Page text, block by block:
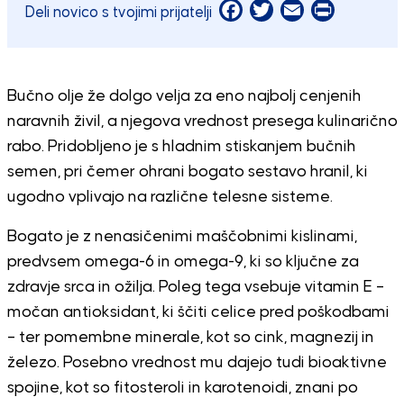
Deli novico s tvojimi prijatelji Facebook
Twitter
EmailPrint
Bučno olje že dolgo velja za eno najbolj cenjenih
naravnih živil, a njegova vrednost presega kulinarično
rabo. Pridobljeno je s hladnim stiskanjem bučnih
semen, pri čemer ohrani bogato sestavo hranil, ki
ugodno vplivajo na različne telesne sisteme.
Bogato je z nenasičenimi maščobnimi kislinami,
predvsem omega-6 in omega-9, ki so ključne za
zdravje srca in ožilja. Poleg tega vsebuje vitamin E –
močan antioksidant, ki ščiti celice pred poškodbami
– ter pomembne minerale, kot so cink, magnezij in
železo. Posebno vrednost mu dajejo tudi bioaktivne
spojine, kot so fitosteroli in karotenoidi, znani po